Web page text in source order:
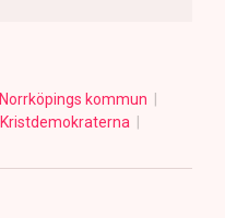
Norrköpings kommun
Kristdemokraterna